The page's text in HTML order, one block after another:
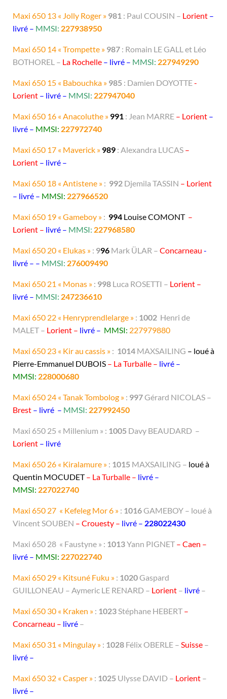
Maxi 650 13 « Jolly Roger » 981 : Paul COUSIN – Lorient –
livré – MMSI: 227938950
Maxi 650 14 « Trompette » 987 : Romain LE GALL et Léo
BOTHOREL – La Rochelle – livré – MMSI: 227949290
Maxi 650 15 « Babouchka » 985 : Damien DOYOTTE-
Lorient – livré – MMSI: 227947040
Maxi 650 16 « Anacoluthe » 991 : Jean MARRE – Lorient –
livré – MMSI: 227972740
Maxi 650 17 « Maverick » 989 : Alexandra LUCAS –
Lorient – livré –
Maxi 650 18 « Antistene » : 992 Djemila TASSIN – Lorient
– livré – MMSI: 227966520
Maxi 650 19 « Gameboy » : 994 Louise COMONT –
Lorient – livré – MMSI: 227968580
Maxi 650 20 « Elukas » : 996 Mark ÜLAR – Concarneau -
livré – – MMSI: 276009490
Maxi 650 21 « Monas » : 998 Luca ROSETTI – Lorient –
livré – MMSI: 247236610
Maxi 650 22 « Henryprendlelarge » : 1002 Henri de
MALET – Lorient – livré – MMSI: 227979880
Maxi 650 23 « Kir au cassis » : 1014 MAXSAILING – loué à
Pierre-Emmanuel DUBOIS – La Turballe – livré –
MMSI: 228000680
Maxi 650 24 « Tanak Tombolog » : 997Gérard NICOLAS –
Brest – livré – MMSI: 227992450
Maxi 650 25 « Millenium » : 1005 Davy BEAUDARD –
Lorient – livré
Maxi 650 26 « Kiralamure » : 1015 MAXSAILING – loué à
Quentin MOCUDET– La Turballe – livré –
MMSI: 227022740
Maxi 650 27 « Kefeleg Mor 6 » : 1016GAMEBOY – loué à
Vincent SOUBEN – Crouesty – livré – 228022430
Maxi 650 28 « Faustyne » : 1013Yann PIGNET – Caen –
livré – MMSI: 227022740
Maxi 650 29 « Kitsuné Fuku » : 1020Gaspard
GUILLONEAU – Aymeric LE RENARD – Lorient – livré –
Maxi 650 30 « Kraken » : 1023Stéphane HEBERT –
Concarneau – livré –
Maxi 650 31 « Mingulay » : 1028 Félix OBERLE – Suisse –
livré –
Maxi 650 32 « Casper » : 1025 Ulysse DAVID – Lorient –
livré –